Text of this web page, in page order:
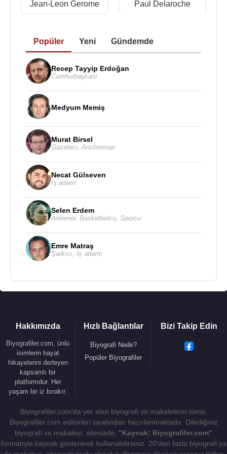
Merle,Jules Lefebvre Adolphe Bouguereau
ressamlardan etkilendi. Ve Gustave Boulanger’den
Hamdi Beyde vardır.
tablosu
Jean-Leon Gerome Paul Delaroche
Popüler Yeni Gündemde
Recep Tayyip Erdoğan
Cumhurbaşkanı
Medyum Memiş
Murat Birsel
Gazeteci Anchorman
Necat Gülseven
İş adamı
Selen Erdem
Antrenör, Basketbolcu Sporcu
Emre Matraş
Şarkıcı İş adamı
Hakkımızda
Biyografiler.com, ünlü
isimlerin hayat
hikayelerini derleyen
kapsamlı bir
platformdur. Her
yaşam bir iz bırakır.
Hızlı Bağlantılar
Biyografi Nedir?
Popüler Biyografiler
Bizi Takip Edin
Biyografiler.com'da yer alan biyografi ve makalelerin tümü,
Biyografiler.com editörleri tarafından hazırlanmaktadır. Dilediğiniz
biyografi ve makaleyi, sitenizde, "Kaynak: Biyografiler.com"
formatıyla kaynak göstererek kullanabilirsiniz. 20'den fazla biyografi ya